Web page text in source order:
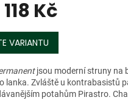
118 Kč
VARIANTU
jsou moderní struny na
lanka. Zvláště u kontrabasistů
potahům Pirastro.